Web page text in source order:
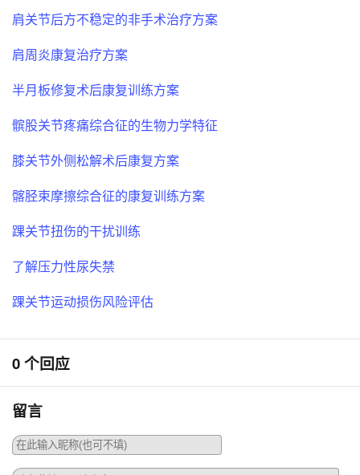
肩关节后方不稳定的非手术治疗方案
肩周炎康复治疗方案
半月板修复术后康复训练方案
髌股关节疼痛综合征的生物力学特征
膝关节外侧松解术后康复方案
髂胫束摩擦综合征的康复训练方案
踝关节扭伤的干扰训练
了解压力性尿失禁
踝关节运动损伤风险评估
0 个回应
留言